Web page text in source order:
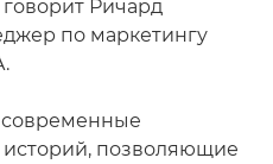
Ричард
по маркетингу
позволяющие